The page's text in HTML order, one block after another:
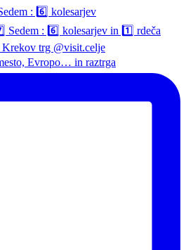
: 6️⃣ kolesarjev
Evropo… in raztrga